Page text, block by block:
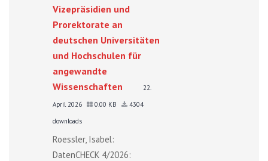
Vizepräsidien und
Prorektorate an
deutschen Universitäten
und Hochschulen für
angewandte
Wissenschaften
22.
April 2026
0.00 KB
4304
downloads
Roessler, Isabel:
DatenCHECK 4/2026: